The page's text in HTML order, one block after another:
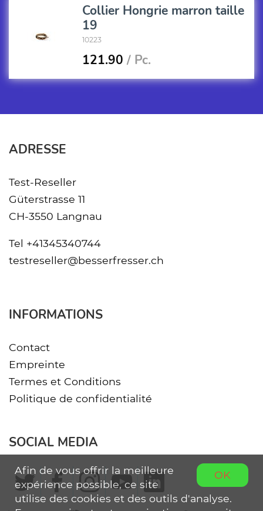
Collier Hongrie marron taille
19
10223
121.90 / Pc.
ADRESSE
Test-Reseller
Güterstrasse 11
CH-3550 Langnau
Tel +41345340744
testreseller@besserfresser.ch
INFORMATIONS
Contact
Empreinte
Termes et Conditions
Politique de confidentialité
SOCIAL MEDIA
OK
Afin de vous offrir la meilleure
expérience possible, ce site
utilise des cookies et des outils d'analyse.